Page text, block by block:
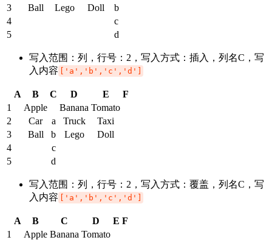
3
Ball Lego Doll
b
4
c
5
d
写入范围：列，行号：2，写入方式：插入，列名C，写
入内容 ['a','b','c','d']
A B C D E
F
1
Apple Banana Tomato
2
Car a Truck
Taxi
3
Ball b Lego
Doll
4
c
5
d
写入范围：列，行号：2，写入方式：覆盖，列名C，写
入内容 ['a','b','c','d']
A B C D E F
1
Apple Banana Tomato